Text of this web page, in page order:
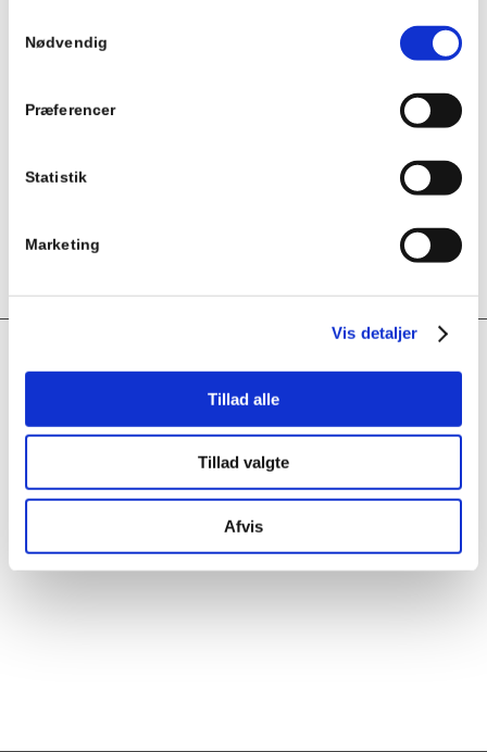
Nødvendig
Præferencer
Statistik
Marketing
Vis detaljer
Tillad alle
Tillad valgte
Afvis
KONTAKT
Ørnevej 12
Mail:ng@ng-dk.com